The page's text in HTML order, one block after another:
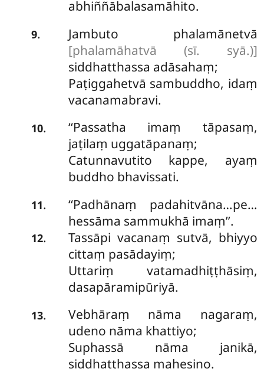
abhiññābalasamāhito.
9.
Jambuto phalamānetvā
[phalamāhatvā (sī. syā.)]
siddhatthassa adāsahaṃ;
Paṭiggahetvā sambuddho, idaṃ
vacanamabravi.
10.
‘‘Passatha imaṃ tāpasaṃ,
jaṭilaṃ uggatāpanaṃ;
Catunnavutito kappe, ayaṃ
buddho bhavissati.
11.
‘‘Padhānaṃ padahitvāna…pe…
hessāma sammukhā imaṃ’’.
12.
Tassāpi vacanaṃ sutvā, bhiyyo
cittaṃ pasādayiṃ;
Uttariṃ vatamadhiṭṭhāsiṃ,
dasapāramipūriyā.
13.
Vebhāraṃ nāma nagaraṃ,
udeno nāma khattiyo;
Suphassā nāma janikā,
siddhatthassa mahesino.